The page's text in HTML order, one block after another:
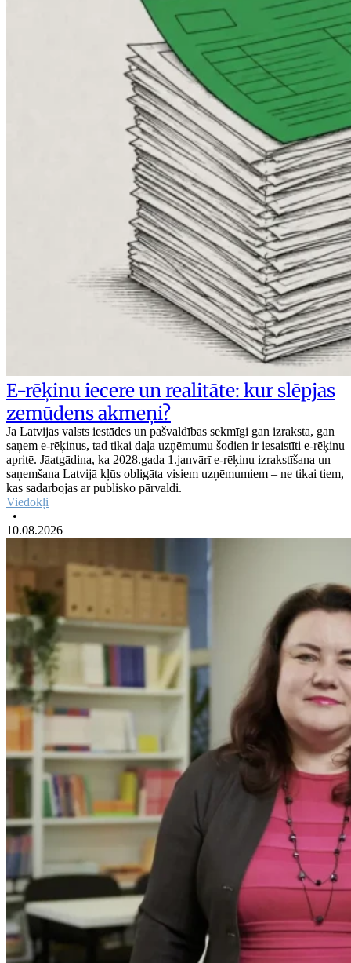
E-rēķinu iecere un realitāte: kur slēpjas
zemūdens akmeņi?
Ja Latvijas valsts iestādes un pašvaldības sekmīgi gan izraksta, gan
saņem e-rēķinus, tad tikai daļa uzņēmumu šodien ir iesaistīti e-rēķinu
apritē. Jāatgādina, ka 2028.gada 1.janvārī e-rēķinu izrakstīšana un
saņemšana Latvijā kļūs obligāta visiem uzņēmumiem – ne tikai tiem,
kas sadarbojas ar publisko pārvaldi.
Viedokļi
•
10.08.2026